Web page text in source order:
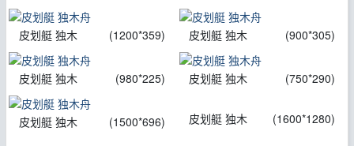
皮划艇 独木 (1200*359) 皮划艇 独木 (900*305)
皮划艇 独木 (980*225) 皮划艇 独木 (750*290)
皮划艇 独木 (1500*696) 皮划艇 独木 (1600*1280)